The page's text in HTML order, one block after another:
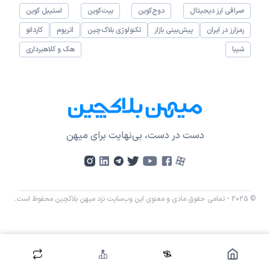
صرافی ارز دیجیتال
دوج‌کوین بیت‌کوین
استیبل کوین
رمزارز در ایران
پیش‌بینی بازار تکنولوژی بلاک‌چین اتریوم
کاردانو
شیبا
هک و کلاهبرداری
دست در دست، بی‌نهایت برای میهن
© 2025 - تمامی حقوق مادی و معنوی این وب‌سایت نزد میهن بلاکچین محفوظ است.